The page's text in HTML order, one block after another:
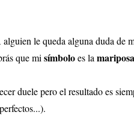
alguien le queda alguna duda de
que mi símboloes la mariposa
duele pero el resultado es